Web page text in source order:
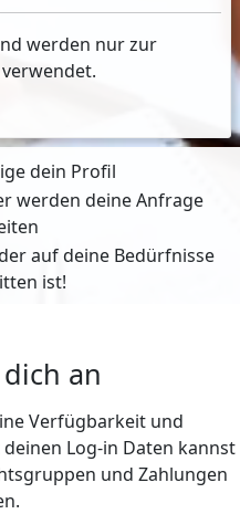
werden nur zur
dein Profil
werden deine Anfrage
auf deine Bedürfnisse
ist!
an
Verfügbarkeit und
Log-in Daten kannst
und Zahlungen